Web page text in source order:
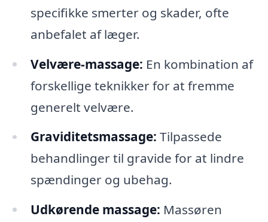
specifikke smerter og skader, ofte
anbefalet af læger.
Velvære-massage: En kombination af
forskellige teknikker for at fremme
generelt velvære.
Graviditetsmassage: Tilpassede
behandlinger til gravide for at lindre
spændinger og ubehag.
Udkørende massage: Massøren